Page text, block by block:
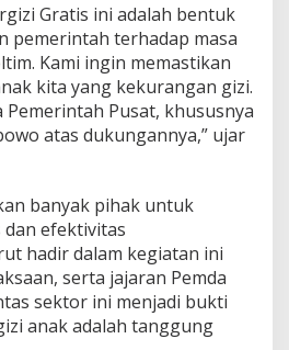
Gratis ini adalah bentuk
pemerintah terhadap masa
Kami ingin memastikan
kita yang kekurangan gizi.
Pemerintah Pusat, khususnya
atas dukungannya,” ujar
banyak pihak untuk
efektivitas
hadir dalam kegiatan ini
serta jajaran Pemda
sektor ini menjadi bukti
anak adalah tanggung